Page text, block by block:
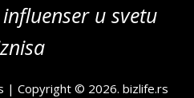
influenser u svetu
| Copyright © 2026.bizlife.rs